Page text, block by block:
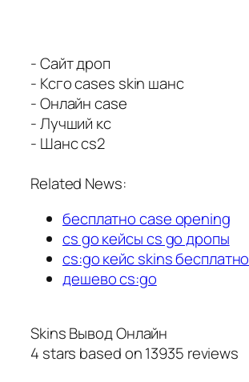
- Сайт дроп
- Ксго cases skin шанс
- Онлайн case
- Лучший кс
- Шанс cs2
Related News:
бесплатно case opening
cs go кейсы cs go дропы
cs:go кейс skins бесплатно
дешево cs:go
Skins Вывод Онлайн
4 stars based on13935 reviews